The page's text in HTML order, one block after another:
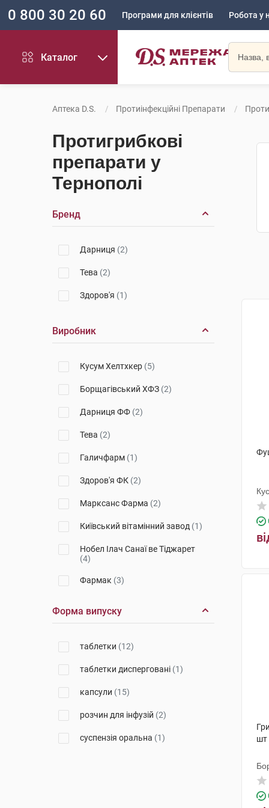
0 800 30 20 60 Програми для клієнтів Робота у
Каталог
Аптека D.S. Протиінфекційні Препарати
Протигрибкові
препарати у
Тернополі
Бренд
Дарниця (2)
Тева (2)
Здоров'я (1)
Виробник
Кусум Хелтхкер (5)
Борщагівський ХФЗ (2)
Дарниця ФФ (2)
Тева (2)
Галичфарм (1)
Здоров'я ФК (2)
Марксанс Фарма (2)
Київський вітамінний завод (1)
Нобел Ілач Санаї ве Тіджарет
(4)
Фармак (3)
К.О. Славія Фарм(1)
Лабораторіос Ліконса
Фарева Амбуаз(1)
Новартіс Фарма
Янссен-Сілаг(1)
Форма випуску
таблетки (12)
таблетки дисперговані (1)
капсули (15)
розчин для інфузій (2)
суспензія оральна (1)
шт